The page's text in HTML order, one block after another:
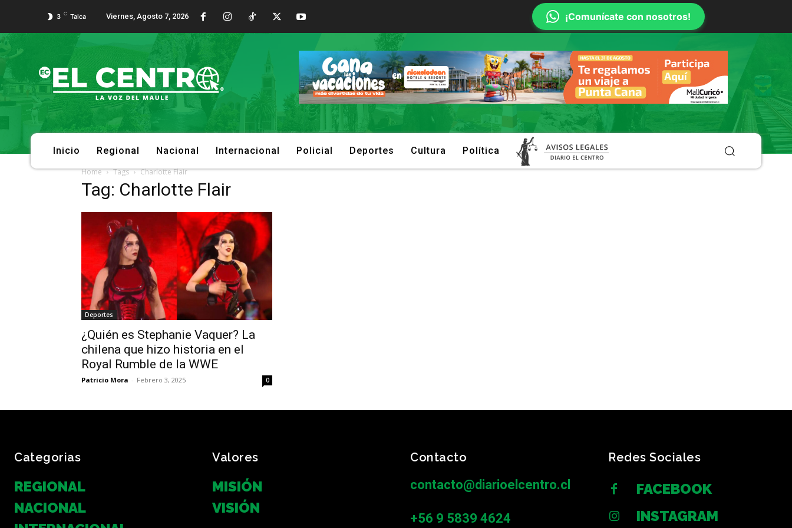
3 C Talca Viernes, Agosto 7, 2026 ¡Comunícate con nosotros!
Inicio Regional Nacional Internacional Policial Deportes Cultura Política
Home Tags Charlotte Flair
Tag: Charlotte Flair
Deportes
¿Quién es Stephanie Vaquer? La
chilena que hizo historia en el
Royal Rumble de la WWE
Patricio Mora - Febrero 3, 2025 0
Categorias
REGIONAL
NACIONAL
Valores
MISIÓN
VISIÓN
Contacto
contacto@diarioelcentro.cl
+56 9 5839 4624
Redes Sociales
FACEBOOK
INSTAGRAM